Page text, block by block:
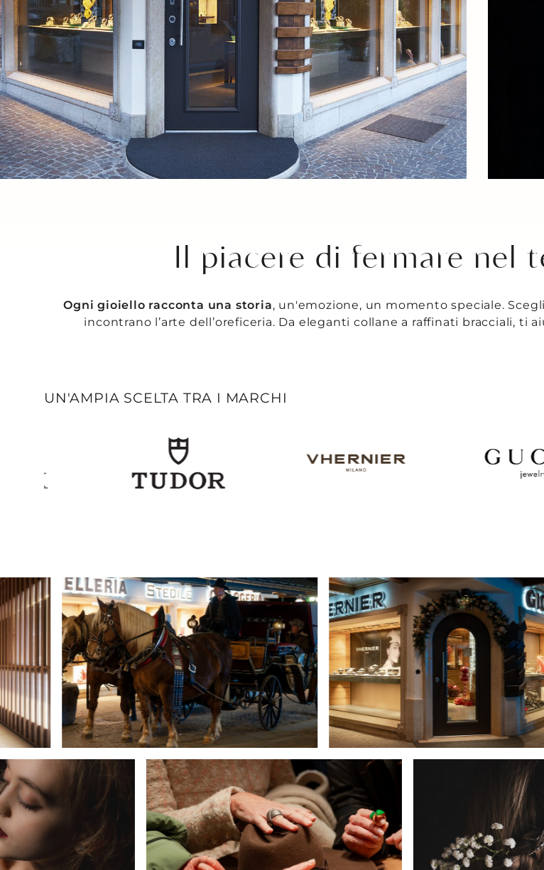
Il piacere di fermare nel
Ogni gioiello racconta una storia, un'emozione, un momento speciale.
incontrano l’arte dell’oreficeria. Da eleganti collane a raffinati bracciali, ti
UN'AMPIA SCELTA TRA I MARCHI